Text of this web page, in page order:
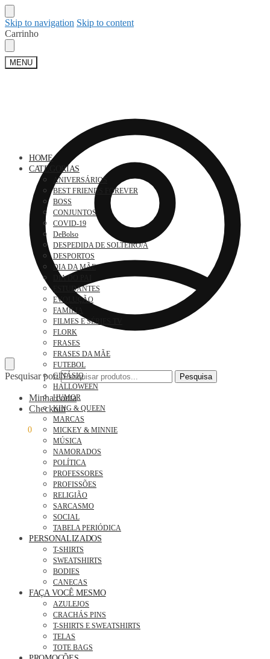
Skip to navigation Skip to content
Carrinho
MENU
Pesquisar por: Pesquisa
Minha conta
Checkout
0
HOME
CATEGORIAS
ANIVERSÁRIOS
BEST FRIENDS FOREVER
BOSS
CONJUNTOS
COVID-19
DeBolso
DESPEDIDA DE SOLTEIRO/A
DESPORTOS
DIA DA MÃE
DIA DO PAI
ESTUDANTES
EVOLUÇÃO
FAMÍLIA
FILMES E SÉRIES TV
FLORK
FRASES
FRASES DA MÃE
FUTEBOL
GINÁSIO
HALLOWEEN
HUMOR
KING & QUEEN
MARCAS
MICKEY & MINNIE
MÚSICA
NAMORADOS
POLÍTICA
PROFESSORES
PROFISSÕES
RELIGIÃO
SARCASMO
SOCIAL
TABELA PERIÓDICA
PERSONALIZADOS
T-SHIRTS
SWEATSHIRTS
BODIES
CANECAS
FAÇA VOCÊ MESMO
AZULEJOS
CRACHÁS PINS
T-SHIRTS E SWEATSHIRTS
TELAS
TOTE BAGS